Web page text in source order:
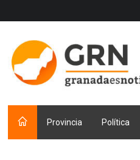
Provincia Política